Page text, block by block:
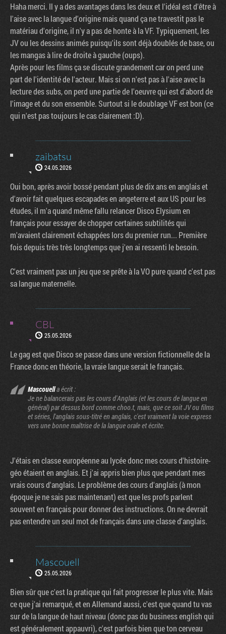
Haha merci. Il y a des avantages dans les deux et l'idéal est d'être à
l'aise avec la langue d'origine mais quand ça ne travestit pas le
matériau d'origine, il n'y a pas de honte à la VF. Typiquement, les
JV ou les dessins animés puisqu'ils sont déjà doublés de base, ou
les mangas à lire de droite à gauche (oups).
Après pour les films ça se discute grandement car on perd une
part de l'identité de l'acteur. Mais si on n'est pas à l'aise avec la
lecture des subs, on perd une partie de l'oeuvre qui est d'abord de
l'image et du son ensemble. Surtout si le doublage VF est bon (ce
qui n'est pas toujours le cas clairement :D).
zaibatsu
24.05.2026
Oui bon, après avoir bossé pendant plus de dix ans en anglais et
d'avoir fait quelques escapades en angeterre et aux US pour les
études, il m'a quand même fallu relancer Disco Elysium en
français pour essayer de chopper certaines subtilités qui
m'avaient clairement échappées lors du premier run... Première
fois depuis très très longtemps que j'en ai ressenti le besoin.
C'est vraiment pas un jeu que se prête à la VO pure quand c'est pas
sa langue maternelle.
CBL
25.05.2026
Le gag est que Disco se passe dans une version fictionnelle de la
France donc en théorie, la vraie langue serait le français.
Mascouella écrit :
Je ne balancerais pas les cours d'Anglais (et les cours de langue en
général) par dessus bord comme choo.t, mais, que ce soit JV ou films
et séries, l'anglais sous-titré en anglais, c'est vraiment la voie express
vers une bonne maîtrise de la langue orale et écrite.
J'étais en classe européenne au lycée donc mes cours d'histoire-
géo étaient en anglais. Et j'ai appris bien plus que pendant mes
vrais cours d'anglais. Le problème des cours d'anglais (à mon
époque je ne sais pas maintenant) est que les profs parlent
souvent en français pour donner des instructions. On ne devrait
pas entendre un seul mot de français dans une classe d'anglais.
Mascouell
25.05.2026
Bien sûr que c'est la pratique qui fait progresser le plus vite. Mais
ce que j'ai remarqué, et en Allemand aussi, c'est que quand tu vas
sur de la langue de haut niveau (donc pas du business english qui
est généralement appauvri), c'est parfois bien que ton cerveau